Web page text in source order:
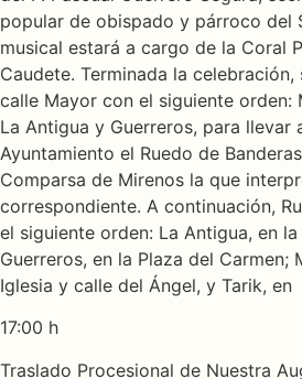
popular de obispado y párroco del
musical estará a cargo de la Coral
Caudete. Terminada la
calle Mayor con el siguiente orden:
La Antigua y Guerreros, para llevar
Ayuntamiento el Ruedo de
Comparsa de Mirenos la que
correspondiente. A continuación,
el siguiente orden: La Antigua, en la
Guerreros, en la Plaza del Carmen;
Iglesia y calle del Ángel, y Tarik,
17:00 h
Traslado Procesional de Nuestra